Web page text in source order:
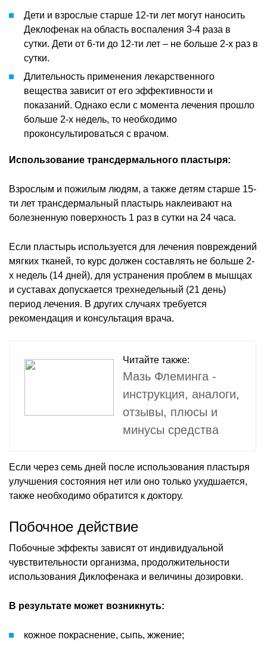
Дети и взрослые старше 12-ти лет могут наносить
Деклофенак на область воспаления 3-4 раза в
сутки. Дети от 6-ти до 12-ти лет – не больше 2-х раз в
сутки.
Длительность применения лекарственного
вещества зависит от его эффективности и
показаний. Однако если с момента лечения прошло
больше 2-х недель, то необходимо
проконсультироваться с врачом.
Использование трансдермального пластыря:
Взрослым и пожилым людям, а также детям старше 15-
ти лет трансдермальный пластырь наклеивают на
болезненную поверхность 1 раз в сутки на 24 часа.
Если пластырь используется для лечения повреждений
мягких тканей, то курс должен составлять не больше 2-
х недель (14 дней), для устранения проблем в мышцах
и суставах допускается трехнедельный (21 день)
период лечения. В других случаях требуется
рекомендация и консультация врача.
Читайте также:
Мазь Флеминга -
инструкция, аналоги,
отзывы, плюсы и
минусы средства
Если через семь дней после использования пластыря
улучшения состояния нет или оно только ухудшается,
также необходимо обратится к доктору.
Побочное действие
Побочные эффекты зависят от индивидуальной
чувствительности организма, продолжительности
использования Диклофенака и величины дозировки.
В результате может возникнуть:
кожное покраснение, сыпь, жжение;